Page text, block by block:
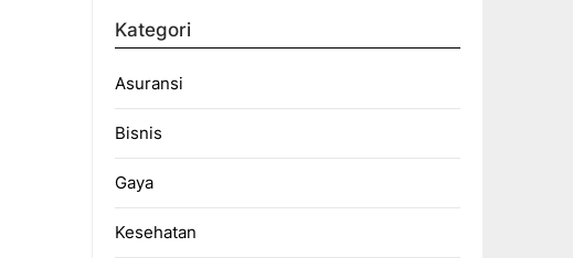
Kategori
Asuransi
Bisnis
Gaya
Kesehatan